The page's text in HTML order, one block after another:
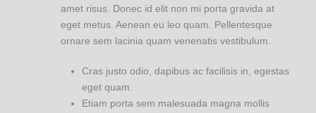
amet risus. Donec id elit non mi porta gravida at
eget metus. Aenean eu leo quam. Pellentesque
ornare sem lacinia quam venenatis vestibulum.
Cras justo odio, dapibus ac facilisis in, egestas
eget quam.
Etiam porta sem malesuada magna mollis